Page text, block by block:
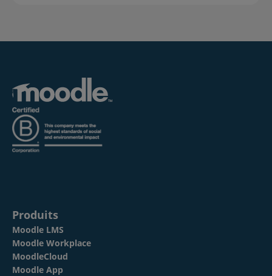
Produits
Moodle LMS
Moodle Workplace
MoodleCloud
Moodle App